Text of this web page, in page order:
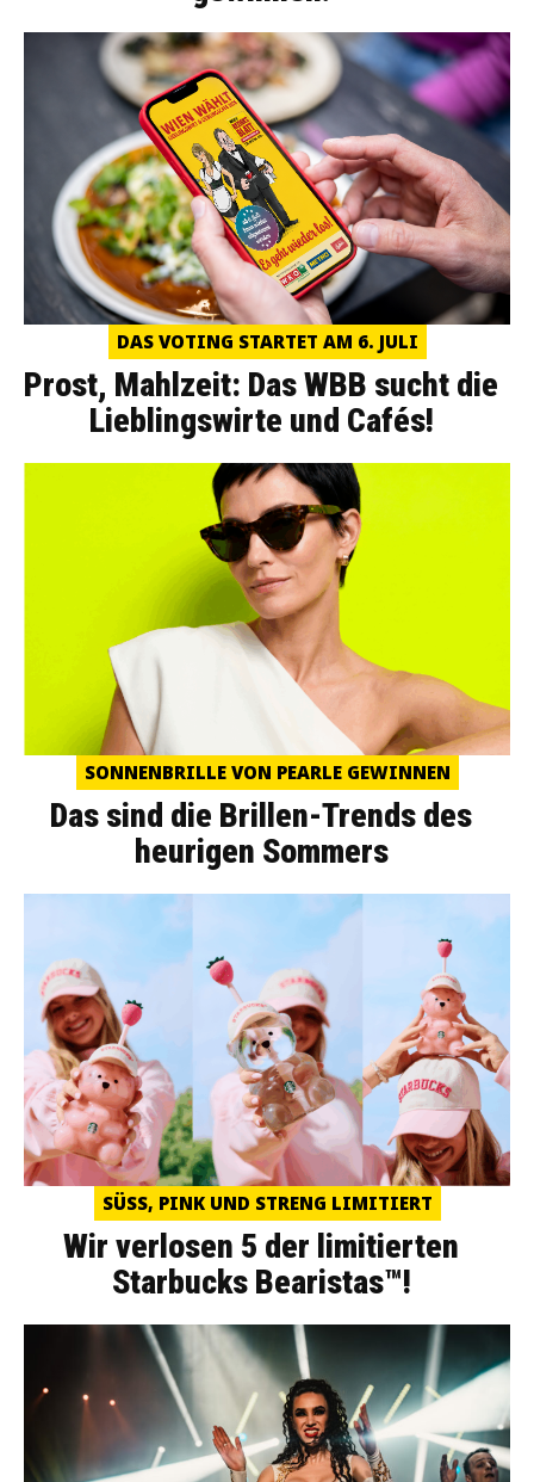
DAS VOTING STARTET AM 6. JULI
Prost, Mahlzeit: Das WBB sucht die
Lieblingswirte und Cafés!
SONNENBRILLE VON PEARLE GEWINNEN
Das sind die Brillen-Trends des
heurigen Sommers
SÜSS, PINK UND STRENG LIMITIERT
Wir verlosen 5 der limitierten
Starbucks Bearistas™!